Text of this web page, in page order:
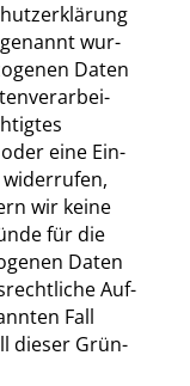
genannt wur­
Daten
eine Ein­
wir kei­ne
für die
Daten
Auf­
Fall
die­ser Grün­